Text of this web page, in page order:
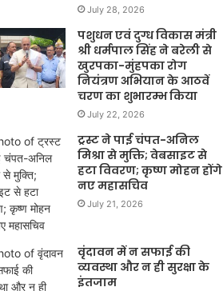
July 28, 2026
पशुधन एवं दुग्ध विकास मंत्री
श्री धर्मपाल सिंह ने बरेली से
खुरपका-मुंहपका रोग
नियंत्रण अभियान के आठवें
चरण का शुभारम्भ किया
July 22, 2026
ट्रस्ट ने पाई चंपत-अनिल
मिश्रा से मुक्ति; वेबसाइट से
हटा विवरण; कृष्ण मोहन होंगे
नए महासचिव
July 21, 2026
वृंदावन में न सफाई की
व्यवस्था और न ही सुरक्षा के
इंतजाम